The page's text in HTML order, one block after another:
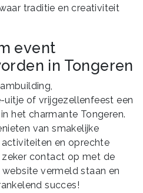
traditie en creativiteit
event
in Tongeren
of vrijgezellenfeest een
het charmante Tongeren.
van smakelijke
en oprechte
contact op met de
vermeld staan en
succes!